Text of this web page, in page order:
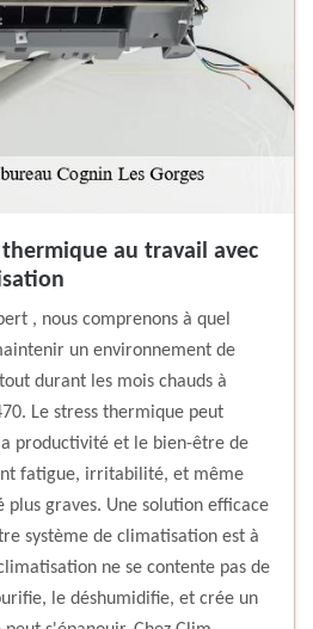
thermique au travail avec
, nous comprenons à quel
un environnement de
durant les mois chauds à
Le stress thermique peut
productivité et le bien-être de
fatigue, irritabilité, et même
plus graves. Une solution efficace
système de climatisation est à
ne se contente pas de
le déshumidifie, et crée un